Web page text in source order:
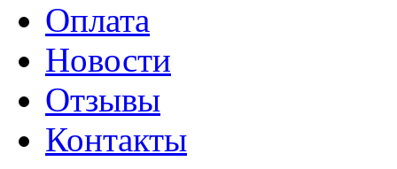
Оплата
Новости
Отзывы
Контакты